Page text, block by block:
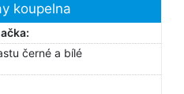
koupelna
černé a bílé